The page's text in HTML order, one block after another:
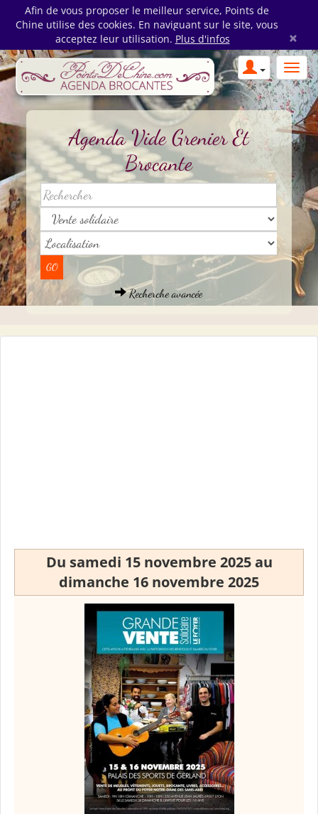
Afin de vous proposer le meilleur service, Points de
Chine utilise des cookies. En naviguant sur le site, vous
acceptez leur utilisation. Plus d'infos ×
Agenda Vide Grenier Et
Brocante
Recherche avancée
Du samedi 15 novembre 2025 au
dimanche 16 novembre 2025